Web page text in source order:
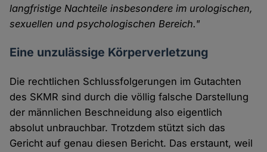
langfristige Nachteile insbesondere im urologischen,
sexuellen und psychologischen Bereich."
Eine unzulässige Körperverletzung
Die rechtlichen Schlussfolgerungen im Gutachten
des SKMR sind durch die völlig falsche Darstellung
der männlichen Beschneidung also eigentlich
absolut unbrauchbar. Trotzdem stützt sich das
Gericht auf genau diesen Bericht. Das erstaunt, weil